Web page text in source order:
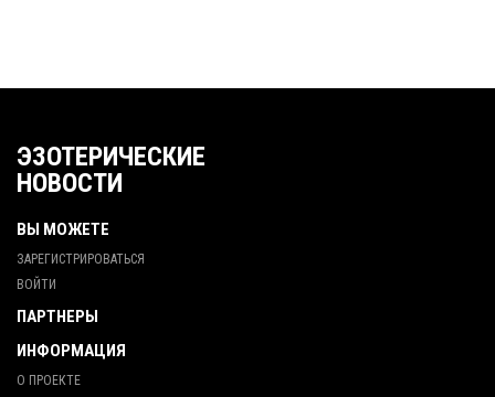
ЭЗОТЕРИЧЕСКИЕ
НОВОСТИ
ВЫ МОЖЕТЕ
ЗАРЕГИСТРИРОВАТЬСЯ
ВОЙТИ
ПАРТНЕРЫ
ИНФОРМАЦИЯ
О ПРОЕКТЕ